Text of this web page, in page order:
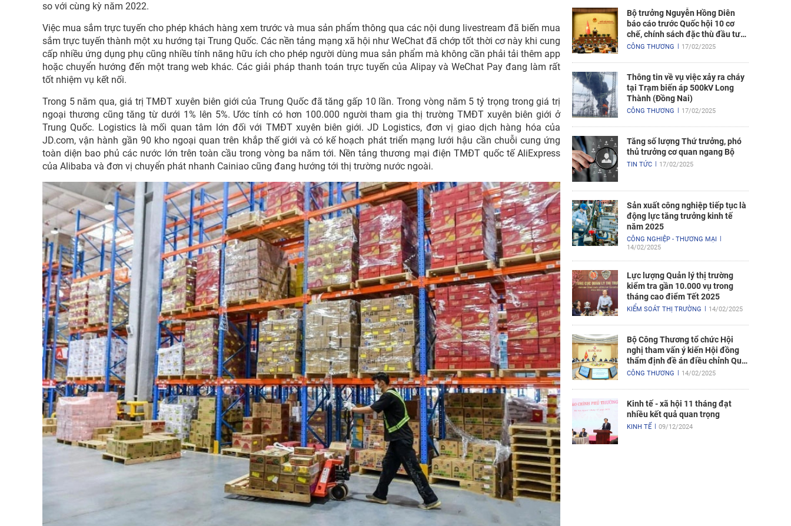
so với cùng kỳ năm 2022.
Việc mua sắm trực tuyến cho phép khách hàng xem trước và mua sản phẩm thông qua các nội dung livestream đã biến mua
sắm trực tuyến thành một xu hướng tại Trung Quốc. Các nền tảng mạng xã hội như WeChat đã chớp tốt thời cơ này khi cung
cấp nhiều ứng dụng phụ cũng nhiều tính năng hữu ích cho phép người dùng mua sản phẩm mà không cần phải tải thêm app
hoặc chuyển hướng đến một trang web khác. Các giải pháp thanh toán trực tuyến của Alipay và WeChat Pay đang làm rất
tốt nhiệm vụ kết nối.
Trong 5 năm qua, giá trị TMĐT xuyên biên giới của Trung Quốc đã tăng gấp 10 lần. Trong vòng năm 5 tỷ trọng trong giá trị
ngoại thương cũng tăng từ dưới 1% lên 5%. Ước tính có hơn 100.000 người tham gia thị trường TMĐT xuyên biên giới ở
Trung Quốc. Logistics là mối quan tâm lớn đối với TMĐT xuyên biên giới. JD Logistics, đơn vị giao dịch hàng hóa của
JD.com, vận hành gần 90 kho ngoại quan trên khắp thế giới và có kế hoạch phát triển mạng lưới hậu cần chuỗi cung ứng
toàn diện bao phủ các nước lớn trên toàn cầu trong vòng ba năm tới. Nền tảng thương mại điện TMĐT quốc tế AliExpress
của Alibaba và đơn vị chuyển phát nhanh Cainiao cũng đang hướng tới thị trường nước ngoài.
Bộ trưởng Nguyễn Hồng Diên
báo cáo trước Quốc hội 10 cơ
chế, chính sách đặc thù đầu tư
xây dựng Dự án điện hạt nhân
CÔNG THƯƠNG 17/02/2025
Thông tin về vụ việc xảy ra cháy
tại Trạm biến áp 500kV Long
Thành (Đồng Nai)
CÔNG THƯƠNG 17/02/2025
Tăng số lượng Thứ trưởng, phó
thủ trưởng cơ quan ngang Bộ
TIN TỨC 17/02/2025
Sản xuất công nghiệp tiếp tục là
động lực tăng trưởng kinh tế
năm 2025
CÔNG NGHIỆP - THƯƠNG MẠI
14/02/2025
Lực lượng Quản lý thị trường
kiểm tra gần 10.000 vụ trong
tháng cao điểm Tết 2025
KIỂM SOÁT THỊ TRƯỜNG 14/02/2025
Bộ Công Thương tổ chức Hội
nghị tham vấn ý kiến Hội đồng
thẩm định đề án điều chỉnh Quy
hoạch điện VIII
CÔNG THƯƠNG 14/02/2025
Kinh tế - xã hội 11 tháng đạt
nhiều kết quả quan trọng
KINH TẾ 09/12/2024